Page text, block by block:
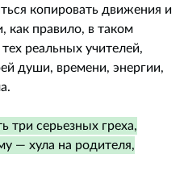
копировать движения и
как правило, в таком
реальных учителей,
души, времени, энергии,
три серьезных греха,
— хула на родителя,